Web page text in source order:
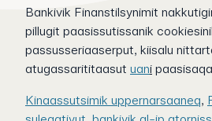
Bankivik Finanstilsynimit
pillugit paasissutissanik
passusseriaaserput, kiisalu
atugassarititaasut uani
Kinaassutsimik uppernarsaaneq,